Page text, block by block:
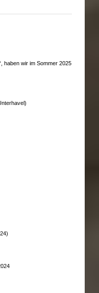
haben wir im Sommer 2025